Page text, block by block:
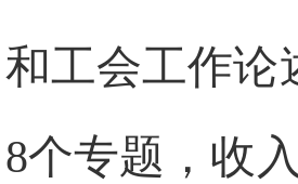
和工会工作论
8个专题，收